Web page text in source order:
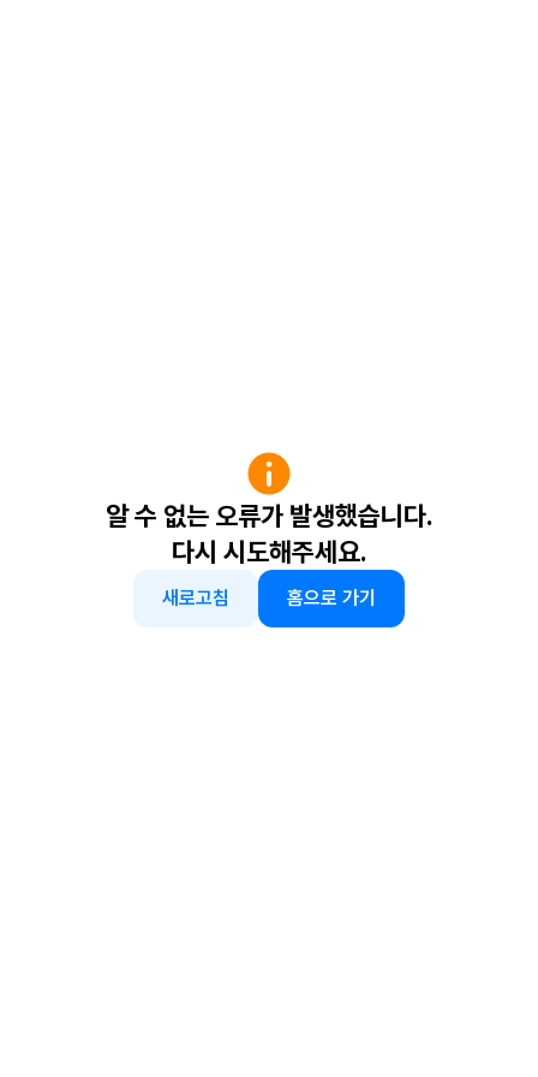
알 수 없는 오류가 발생했습니다.
다시 시도해주세요.
새로고침 홈으로 가기